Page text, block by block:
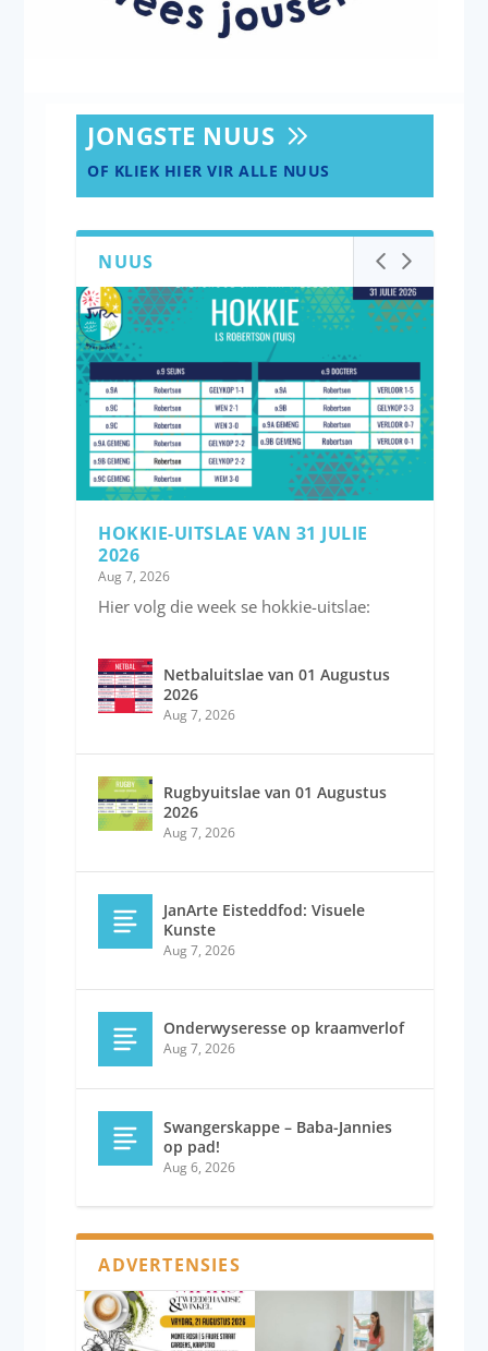
JONGSTE NUUS
OF KLIEK HIER VIR ALLE NUUS
NUUS
HOKKIE-UITSLAE VAN 31 JULIE
2026
Aug 7, 2026
Hier volg die week se hokkie-uitslae:
Netbaluitslae van 01 Augustus
2026
Aug 7, 2026
Rugbyuitslae van 01 Augustus
2026
Aug 7, 2026
JanArte Eisteddfod: Visuele
Kunste
Aug 7, 2026
Onderwyseresse op kraamverlof
Aug 7, 2026
Swangerskappe – Baba-Jannies
op pad!
Aug 6, 2026
ADVERTENSIES